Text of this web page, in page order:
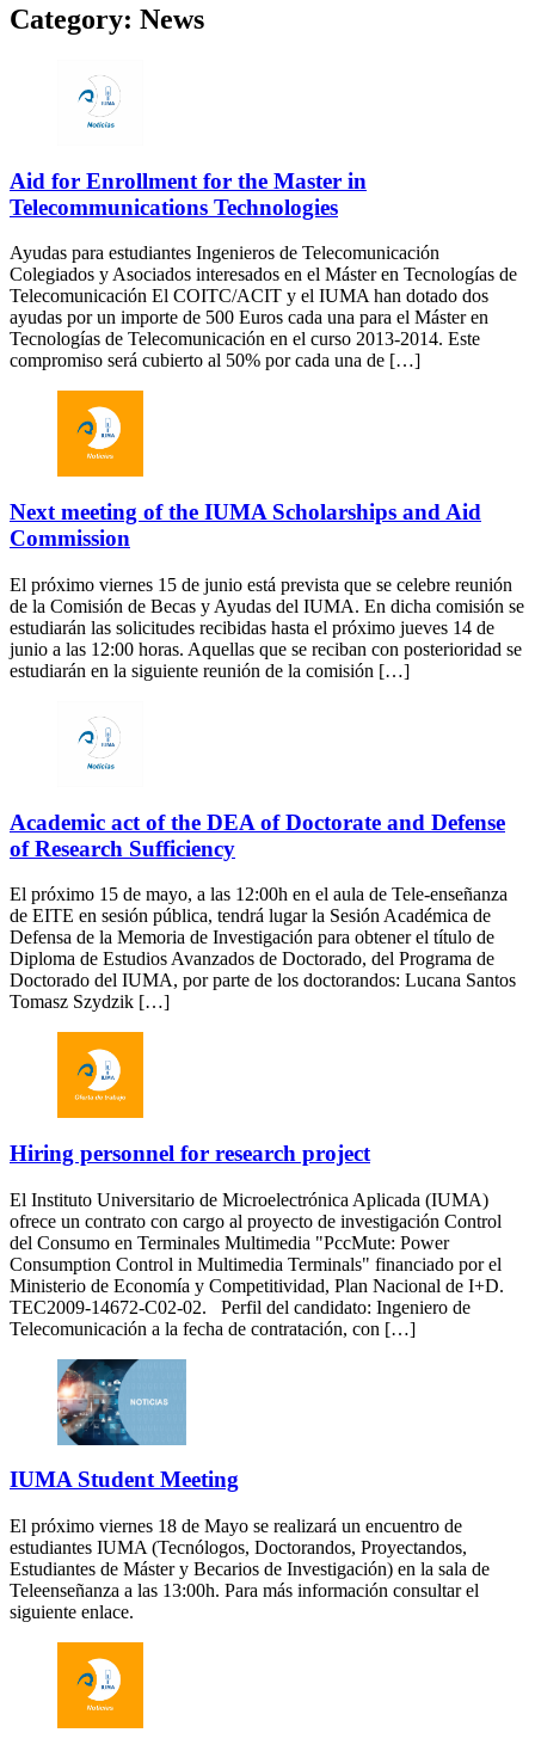
Category: News
Aid for Enrollment for the Master in
Telecommunications Technologies
Ayudas para estudiantes Ingenieros de Telecomunicación
Colegiados y Asociados interesados en el Máster en Tecnologías de
Telecomunicación El COITC/ACIT y el IUMA han dotado dos
ayudas por un importe de 500 Euros cada una para el Máster en
Tecnologías de Telecomunicación en el curso 2013-2014. Este
compromiso será cubierto al 50% por cada una de […]
Next meeting of the IUMA Scholarships and Aid
Commission
El próximo viernes 15 de junio está prevista que se celebre reunión
de la Comisión de Becas y Ayudas del IUMA. En dicha comisión se
estudiarán las solicitudes recibidas hasta el próximo jueves 14 de
junio a las 12:00 horas. Aquellas que se reciban con posterioridad se
estudiarán en la siguiente reunión de la comisión […]
Academic act of the DEA of Doctorate and Defense
of Research Sufficiency
El próximo 15 de mayo, a las 12:00h en el aula de Tele-enseñanza
de EITE en sesión pública, tendrá lugar la Sesión Académica de
Defensa de la Memoria de Investigación para obtener el título de
Diploma de Estudios Avanzados de Doctorado, del Programa de
Doctorado del IUMA, por parte de los doctorandos: Lucana Santos
Tomasz Szydzik […]
Hiring personnel for research project
El Instituto Universitario de Microelectrónica Aplicada (IUMA)
ofrece un contrato con cargo al proyecto de investigación Control
del Consumo en Terminales Multimedia "PccMute: Power
Consumption Control in Multimedia Terminals" financiado por el
Ministerio de Economía y Competitividad, Plan Nacional de I+D.
TEC2009-14672-C02-02. Perfil del candidato: Ingeniero de
Telecomunicación a la fecha de contratación, con […]
IUMA Student Meeting
El próximo viernes 18 de Mayo se realizará un encuentro de
estudiantes IUMA (Tecnólogos, Doctorandos, Proyectandos,
Estudiantes de Máster y Becarios de Investigación) en la sala de
Teleenseñanza a las 13:00h. Para más información consultar el
siguiente enlace.